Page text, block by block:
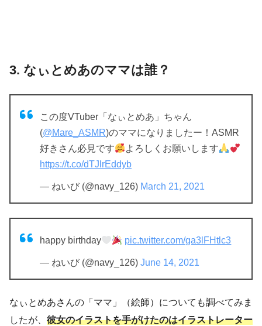
3. なぃとめあのママは誰？
この度VTuber「なぃとめあ」ちゃん
(@Mare_ASMR)のママになりましたー！ASMR
好きさん必見です
よろしくお願いします
https://t.co/dTJlrEddyb
— ねいび (@navy_126) March 21, 2021
happy birthday pic.twitter.com/ga3lFHtlc3
— ねいび (@navy_126) June 14, 2021
なぃとめあさんの「ママ」（絵師）についても調べてみま
したが、 彼女のイラストを手がけたのはイラストレーター